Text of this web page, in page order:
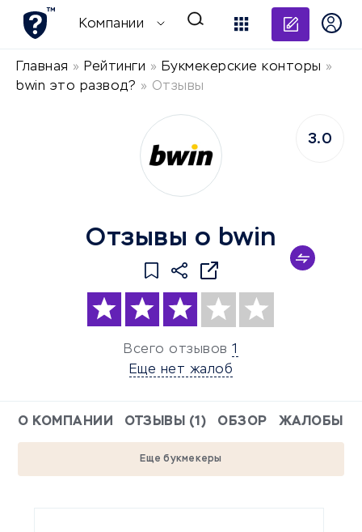
Компании
Главная » Рейтинги » Букмекерские конторы »
bwin это развод? » Отзывы
Отзывы о bwin
Всего отзывов 1
Еще нет жалоб
3.0
О КОМПАНИИ ОТЗЫВЫ (1) ОБЗОР ЖАЛОБЫ
Еще букмекеры